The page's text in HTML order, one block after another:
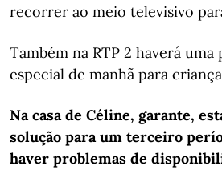
recorrer ao meio televisivo
Também na RTP 2 haverá uma
especial de manhã para
Na casa de Céline, garante,
solução para um terceiro
haver problemas de